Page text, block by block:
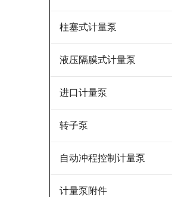
柱塞式计量泵
液压隔膜式计量泵
进口计量泵
转子泵
自动冲程控制计量泵
计量泵附件